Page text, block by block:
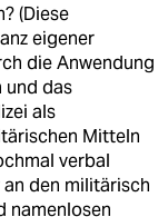
(Diese
eigener
die Anwendung
und das
als
Mitteln
verbal
den militärisch
namenlosen